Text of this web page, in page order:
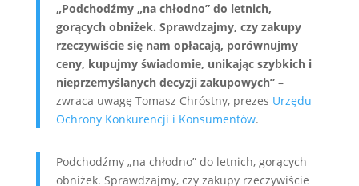
„Podchodźmy „na chłodno” do letnich,
gorących obniżek. Sprawdzajmy, czy zakupy
rzeczywiście się nam opłacają, porównujmy
ceny, kupujmy świadomie, unikając szybkich i
nieprzemyślanych decyzji zakupowych” –
zwraca uwagę Tomasz Chróstny, prezes Urzędu
Ochrony Konkurencji i Konsumentów.
Podchodźmy „na chłodno” do letnich, gorących
obniżek. Sprawdzajmy, czy zakupy rzeczywiście